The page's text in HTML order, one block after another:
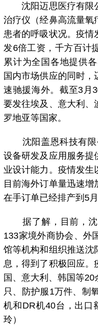
沈阳迈思医疗有限
治疗仪（经鼻高流量氧
患者的呼吸状况。疫情
发6倍工资，千方百计
累计为全国各地提供
国内市场供应的同时
速驰援海外。截至3月
要发往埃及、意大利、
罗地亚等国家。
沈阳盖恩科技有限
设备研发及应用服务提
业设计能力。疫情发生
目前海外订单量迅速
在手订单已经排产到5月
据了解，目前，沈
133家境外商协会、外
馆等机构和组织推送沈
息，得到了积极回应。
国、意大利、韩国等
只、防护服1万件、制
机和DR机40台，出口
玲）